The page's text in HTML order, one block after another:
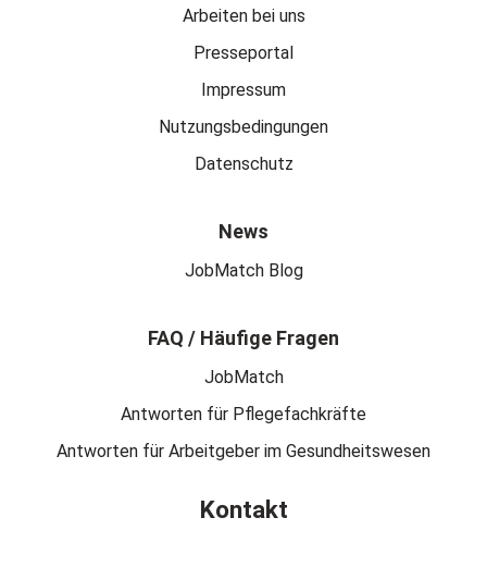
Arbeiten bei uns
Presseportal
Impressum
Nutzungsbedingungen
Datenschutz
News
JobMatch Blog
FAQ / Häufige Fragen
JobMatch
Antworten für Pflegefachkräfte
Antworten für Arbeitgeber im Gesundheitswesen
Kontakt